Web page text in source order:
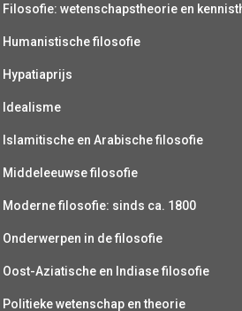
Filosofie: wetenschapstheorie en
Humanistische filosofie
Hypatiaprijs
Idealisme
Islamitische en Arabische filosofie
Middeleeuwse filosofie
Moderne filosofie: sinds ca. 1800
Onderwerpen in de filosofie
Oost-Aziatische en Indiase filosofie
Politieke wetenschap en theorie